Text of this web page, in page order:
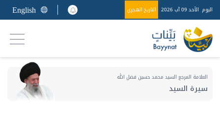
اليوم الأحد 09 آب 2026 التاريخ الهجري English
العلامة المرجع السيد محمد حسين فضل الله
سيرة السيد